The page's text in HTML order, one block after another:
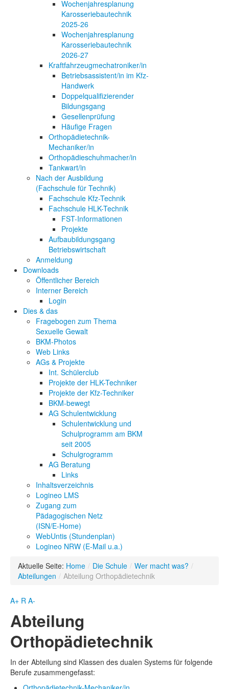
Wochenjahresplanung
Karosseriebautechnik
2025-26
Wochenjahresplanung
Karosseriebautechnik
2026-27
Kraftfahrzeugmechatroniker/in
Betriebsassistent/in im Kfz-
Handwerk
Doppelqualifizierender
Bildungsgang
Gesellenprüfung
Häufige Fragen
Orthopädietechnik-
Mechaniker/in
Orthopädieschuhmacher/in
Tankwart/in
Nach der Ausbildung
(Fachschule für Technik)
Fachschule Kfz-Technik
Fachschule HLK-Technik
FST-Informationen
Projekte
Aufbaubildungsgang
Betriebswirtschaft
Anmeldung
Downloads
Öffentlicher Bereich
Interner Bereich
Login
Dies & das
Fragebogen zum Thema
Sexuelle Gewalt
BKM-Photos
Web Links
AGs & Projekte
Int. Schülerclub
Projekte der HLK-Techniker
Projekte der Kfz-Techniker
BKM-bewegt
AG Schulentwicklung
Schulentwicklung und
Schulprogramm am BKM
seit 2005
Schulgrogramm
AG Beratung
Links
Inhaltsverzeichnis
Logineo LMS
Zugang zum
Pädagogischen Netz
(ISN/E-Home)
WebUntis (Stundenplan)
Logineo NRW (E-Mail u.a.)
Aktuelle Seite: Home / Die Schule / Wer macht was? /
Abteilungen / Abteilung Orthopädietechnik
A+ R A-
Abteilung
Orthopädietechnik
In der Abteilung sind Klassen des dualen Systems für folgende
Berufe zusammengefasst: